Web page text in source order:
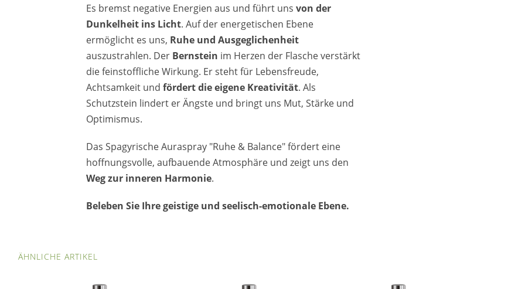
Es bremst negative Energien aus und führt unsvon der
Dunkelheit ins Licht. Auf der energetischen Ebene
ermöglicht es uns, Ruhe und Ausgeglichenheit
auszustrahlen. Der Bernstein im Herzen der Flasche verstärkt
die feinstoffliche Wirkung. Er steht für Lebensfreude,
Achtsamkeit undfördert die eigene Kreativität. Als
Schutzstein lindert er Ängste und bringt uns Mut, Stärke und
Optimismus.
Das Spagyrische Auraspray "Ruhe & Balance" fördert eine
hoffnungsvolle, aufbauende Atmosphäre und zeigt uns den
Weg zur inneren Harmonie.
Beleben Sie Ihre geistige und seelisch-emotionale Ebene.
ÄHNLICHE ARTIKEL